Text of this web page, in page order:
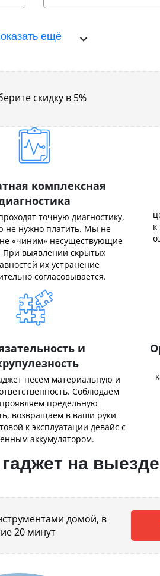
ещё
скидку в 5%
комплексная
точную диагностику,
не нужно платить. Мы не
«чиним» несуществующие
При выявлении скрытых
их устранение
согласовывается.
и
несем материальную и
Соблюдаем
предельную
возвращаем в ваши руки
к эксплуатации девайс с
аккумулятором.
на
домой, в
20 минут